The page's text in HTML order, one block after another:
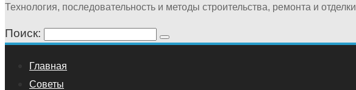
Технология, последовательность и методы строительства, ремонта и отделки
Поиск:
Главная
Советы